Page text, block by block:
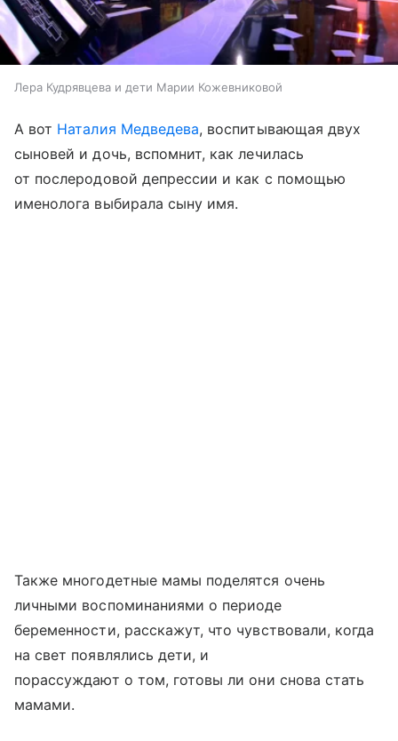
Лера Кудрявцева и дети Марии Кожевниковой
А вот Наталия Медведева, воспитывающая двух
сыновей и дочь, вспомнит, как лечилась
от послеродовой депрессии и как с помощью
именолога выбирала сыну имя.
Также многодетные мамы поделятся очень
личными воспоминаниями о периоде
беременности, расскажут, что чувствовали, когда
на свет появлялись дети, и
порассуждают о том, готовы ли они снова стать
мамами.